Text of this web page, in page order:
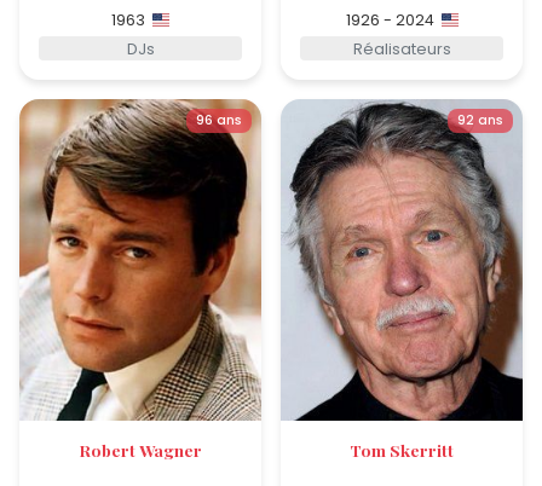
1963
DJs
1926 - 2024
Réalisateurs
96 ans
Robert Wagner
92 ans
Tom Skerritt